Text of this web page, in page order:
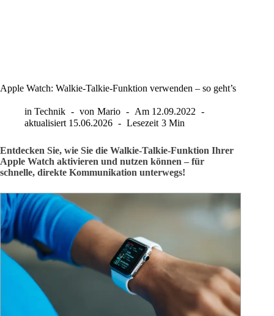
Apple Watch: Walkie-Talkie-Funktion verwenden – so geht’s
in Technik von Mario Am 12.09.2022
aktualisiert 15.06.2026 Lesezeit 3 Min
Entdecken Sie, wie Sie die Walkie-Talkie-Funktion Ihrer
Apple Watch aktivieren und nutzen können – für
schnelle, direkte Kommunikation unterwegs!